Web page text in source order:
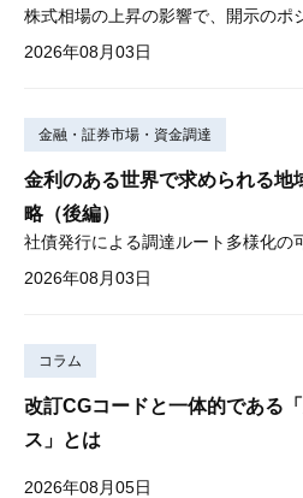
2026年08月03日
金融・証券市場・資金調達
金利のある世界で求められる地
略（後編）
社債発行による調達ルート多様化の
2026年08月03日
コラム
改訂CGコードと一体的である
ス」とは
2026年08月05日